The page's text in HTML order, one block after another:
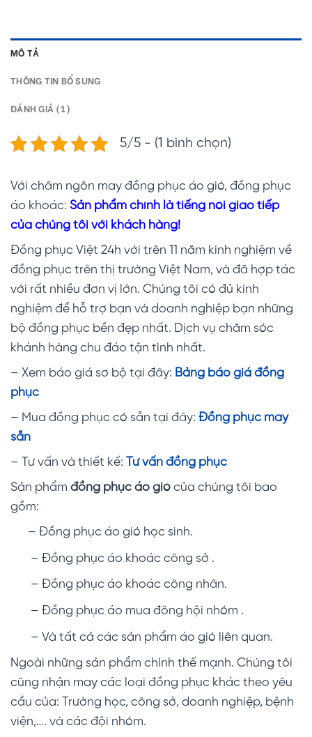
MÔ TẢ
THÔNG TIN BỔ SUNG
ĐÁNH GIÁ (1)
5/5 - (1 bình chọn)
Với châm ngôn may đồng phục áo gió, đồng phục
áo khoác: Sản phẩm chính là tiếng nói giao tiếp
của chúng tôi với khách hàng!
Đồng phục Việt 24h với trên 11 năm kinh nghiệm về
đồng phục trên thị trường Việt Nam, và đã hợp tác
với rất nhiều đơn vị lớn. Chúng tôi có đủ kinh
nghiệm để hỗ trợ bạn và doanh nghiệp bạn những
bộ đồng phục bền đẹp nhất. Dịch vụ chăm sóc
khánh hàng chu đáo tận tình nhất.
– Xem báo giá sơ bộ tại đây: Bảng báo giá đồng
phục
– Mua đồng phục có sẵn tại đây: Đồng phục may
sẵn
– Tư vấn và thiết kế: Tư vấn đồng phục
Sản phẩm đồng phục áo gió của chúng tôi bao
gồm:
– Đồng phục áo gió học sinh.
– Đồng phục áo khoác công sở .
– Đồng phục áo khoác công nhân.
– Đồng phục áo mua đông hội nhóm .
– Và tất cả các sản phẩm áo gió liên quan.
Ngoài những sản phẩm chính thế mạnh. Chúng tôi
cũng nhận may các loại đồng phục khác theo yêu
cầu của: Trường học, công sở, doanh nghiệp, bệnh
viện,…. và các đội nhóm.